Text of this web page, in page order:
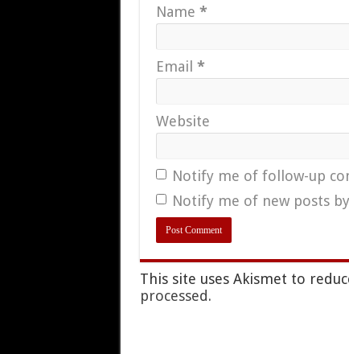
Name *
Email *
Website
Notify me of follow-up
Notify me of new posts
This site uses Akismet to
processed.